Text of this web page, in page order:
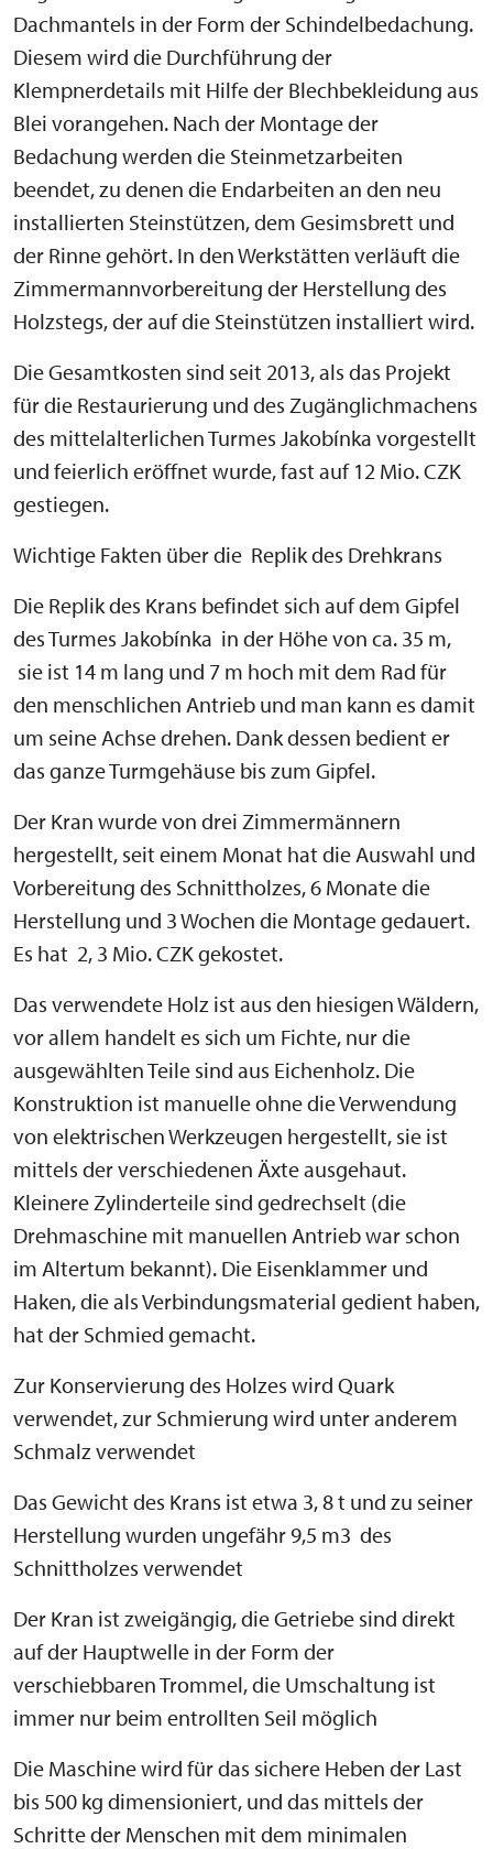
Dachmantels in der Form der Schindelbedachung.
Diesem wird die Durchführung der
Klempnerdetails mit Hilfe der Blechbekleidung aus
Blei vorangehen. Nach der Montage der
Bedachung werden die Steinmetzarbeiten
beendet, zu denen die Endarbeiten an den neu
installierten Steinstützen, dem Gesimsbrett und
der Rinne gehört. In den Werkstätten verläuft die
Zimmermannvorbereitung der Herstellung des
Holzstegs, der auf die Steinstützen installiert wird.
Die Gesamtkosten sind seit 2013, als das Projekt
für die Restaurierung und des Zugänglichmachens
des mittelalterlichen Turmes Jakobínka vorgestellt
und feierlich eröffnet wurde, fast auf 12 Mio. CZK
gestiegen.
Wichtige Fakten über die Replik des Drehkrans
Die Replik des Krans befindet sich auf dem Gipfel
des Turmes Jakobínka in der Höhe von ca. 35 m,
sie ist 14 m lang und 7 m hoch mit dem Rad für
den menschlichen Antrieb und man kann es damit
um seine Achse drehen. Dank dessen bedient er
das ganze Turmgehäuse bis zum Gipfel.
Der Kran wurde von drei Zimmermännern
hergestellt, seit einem Monat hat die Auswahl und
Vorbereitung des Schnittholzes, 6 Monate die
Herstellung und 3 Wochen die Montage gedauert.
Es hat 2, 3 Mio. CZK gekostet.
Das verwendete Holz ist aus den hiesigen Wäldern,
vor allem handelt es sich um Fichte, nur die
ausgewählten Teile sind aus Eichenholz. Die
Konstruktion ist manuelle ohne die Verwendung
von elektrischen Werkzeugen hergestellt, sie ist
mittels der verschiedenen Äxte ausgehaut.
Kleinere Zylinderteile sind gedrechselt (die
Drehmaschine mit manuellen Antrieb war schon
im Altertum bekannt). Die Eisenklammer und
Haken, die als Verbindungsmaterial gedient haben,
hat der Schmied gemacht.
Zur Konservierung des Holzes wird Quark
verwendet, zur Schmierung wird unter anderem
Schmalz verwendet
Das Gewicht des Krans ist etwa 3, 8 t und zu seiner
Herstellung wurden ungefähr 9,5 m3 des
Schnittholzes verwendet
Der Kran ist zweigängig, die Getriebe sind direkt
auf der Hauptwelle in der Form der
verschiebbaren Trommel, die Umschaltung ist
immer nur beim entrollten Seil möglich
Die Maschine wird für das sichere Heben der Last
bis 500 kg dimensioniert, und das mittels der
Schritte der Menschen mit dem minimalen